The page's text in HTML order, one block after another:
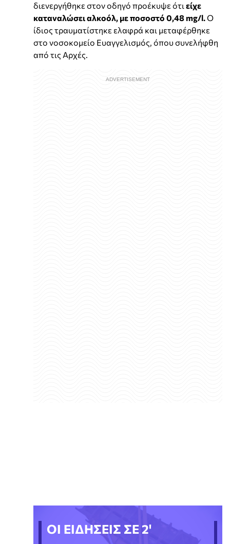
διενεργήθηκε στον οδηγό προέκυψε ότι είχε
καταναλώσει αλκοόλ, με ποσοστό 0,48 mg/l.Ο
ίδιος τραυματίστηκε ελαφρά και μεταφέρθηκε
στο νοσοκομείο Ευαγγελισμός, όπου συνελήφθη
από τις Αρχές.
ΟΙ ΕΙΔΗΣΕΙΣ ΣΕ 2'